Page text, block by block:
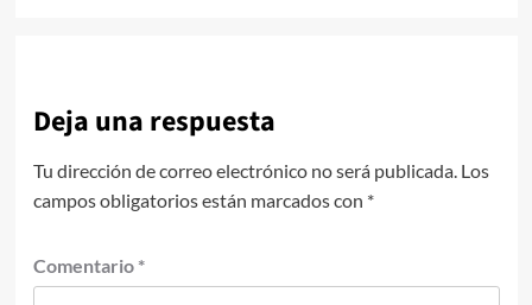
Deja una respuesta
Tu dirección de correo electrónico no será publicada. Los
campos obligatorios están marcados con *
Comentario *